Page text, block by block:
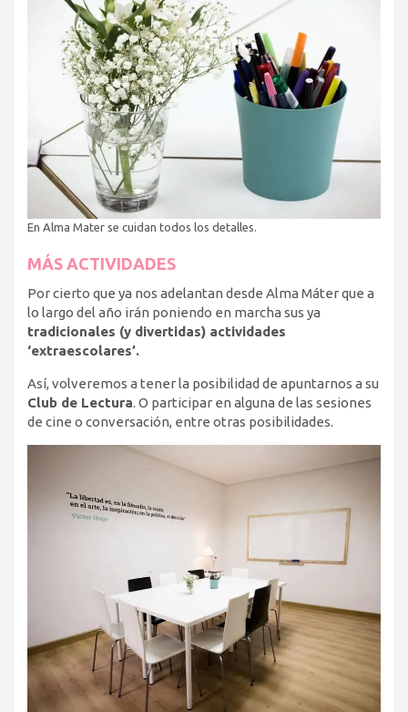
En Alma Mater se cuidan todos los detalles.
MÁS ACTIVIDADES
Por cierto que ya nos adelantan desde Alma Máter que a
lo largo del año irán poniendo en marcha sus ya
tradicionales (y divertidas) actividades
‘extraescolares’.
Así, volveremos a tener la posibilidad de apuntarnos a su
Club de Lectura. O participar en alguna de las sesiones
de cine o conversación, entre otras posibilidades.